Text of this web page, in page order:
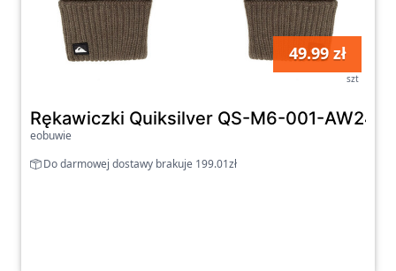
49.99 zł
szt
Rękawiczki Quiksilver QS-M6-001-AW24
eobuwie
Do darmowej dostawy brakuje 199.01zł